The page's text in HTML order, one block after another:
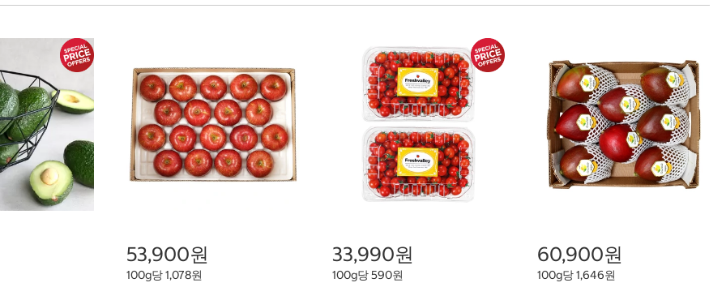
53,900원
100g당 1,078원
33,990원
100g당 590원
60,900원
100g당 1,646원